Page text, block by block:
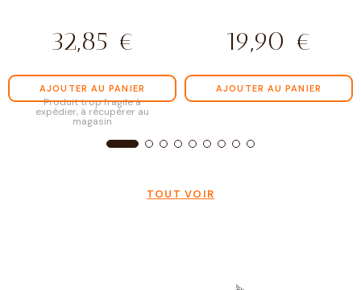
32,85 €
AJOUTER AU PANIER
Produit trop fragile à
expédier, à récupérer au
magasin
19,90 €
AJOUTER AU PANIER
TOUT VOIR